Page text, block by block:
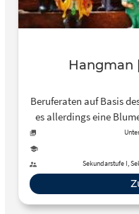
Hangman
Beruferaten auf Basis
es allerdings eine
nicht im Wort
Sekundarstufe I,